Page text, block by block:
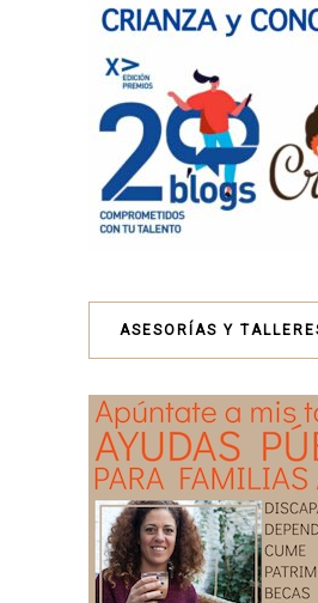
ASESORÍAS Y